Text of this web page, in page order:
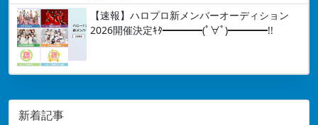
【速報】ハロプロ新メンバーオーディション
2026開催決定ｷﾀ━━━━(ﾟ∀ﾟ)━━━━!!
新着記事